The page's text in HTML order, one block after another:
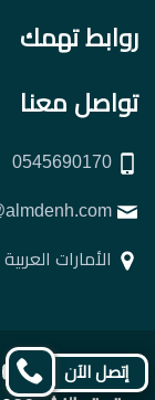
روابط تهمك
تواصل معنا
الأمارات
تابعنا
تابعنا
إتصل الآن